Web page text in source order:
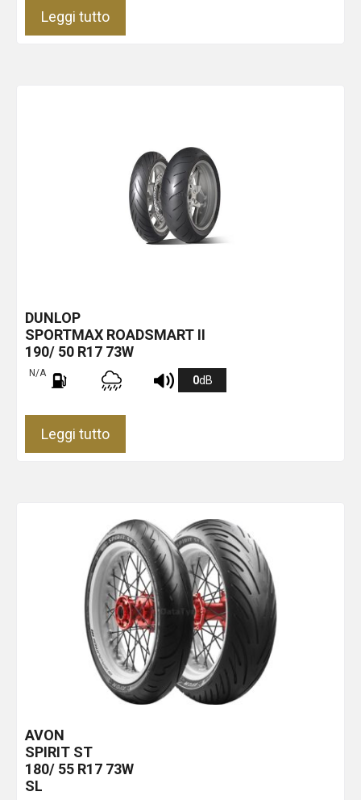
Leggi tutto
DUNLOP
SPORTMAX ROADSMART II
190/ 50 R17 73W
N/A
0dB
Leggi tutto
AVON
SPIRIT ST
180/ 55 R17 73W
SL